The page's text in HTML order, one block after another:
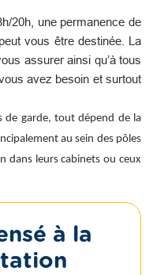
20h, une permanence de
vous être destinée. La
assurer ainsi qu’à tous
avez besoin et surtout
de garde, tout dépend de la
au sein des pôles
dans leurs cabinets ou ceux
à la